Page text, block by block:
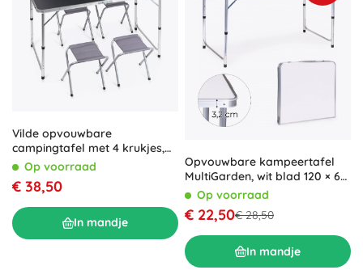
Vilde opvouwbare
campingtafel met 4 krukjes,
grafiet, in hoogte verstelbaar
120 × 60 cm
Op voorraad
€ 38,50
In mandje
Opvouwbare kampeertafel
MultiGarden, wit blad 120 × 60
cmOp voorraad
€ 22,50€ 28,50
In mandje